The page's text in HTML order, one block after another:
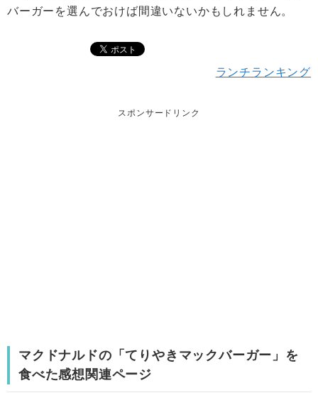
バーガーを選んでおけば間違いないかもしれません。
ランチランキング
スポンサードリンク
マクドナルドの「てりやきマックバーガー」を
食べた感想関連ページ